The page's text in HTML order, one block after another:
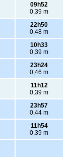
09h52
0,39 m
22h50
0,48 m
10h33
0,39 m
23h24
0,46 m
11h12
0,39 m
23h57
0,44 m
11h54
0,39 m